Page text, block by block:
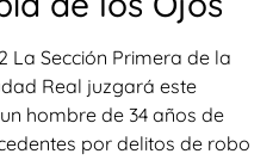
La Sección Primera de la
Real juzgará este
hombre de 34 años de
por delitos de robo